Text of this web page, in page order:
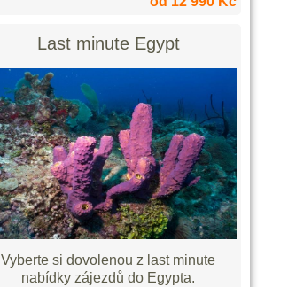
Last minute Egypt
Vyberte si dovolenou z last minute
nabídky zájezdů do Egypta.